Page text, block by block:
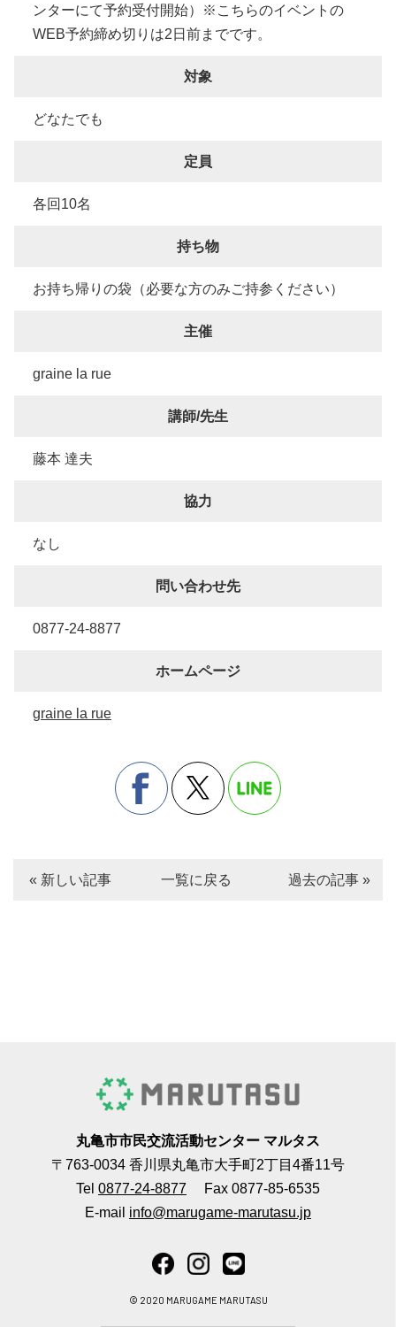
ンターにて予約受付開始）※こちらのイベントの
WEB予約締め切りは2日前までです。
対象
どなたでも
定員
各回10名
持ち物
お持ち帰りの袋（必要な方のみご持参ください）
主催
graine la rue
講師/先生
藤本 達夫
協力
なし
問い合わせ先
0877-24-8877
ホームページ
graine la rue
« 新しい記事 一覧に戻る 過去の記事 »
丸亀市市民交流活動センター マルタス
〒763-0034 香川県丸亀市大手町2丁目4番11号
Tel 0877-24-8877
Fax 0877-85-6535
E-mail info@marugame-marutasu.jp
© 2020 MARUGAME MARUTASU